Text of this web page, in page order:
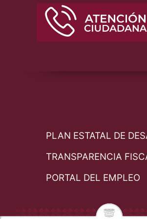
PLAN ESTATAL DE
TRANSPARENCIA
PORTAL DEL EMPLEO